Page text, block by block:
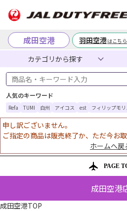
成田空港 羽田空港はこちら
カテゴリから探す
商品名・キーワード入力
人気のキーワード
Refa TUMI 白州 アイコス est フィリップモリ
申し訳ございません。
ご指定の商品は販売終了か、ただ今お
ホームへ戻
PAGE
成田空港
成田空港TOP